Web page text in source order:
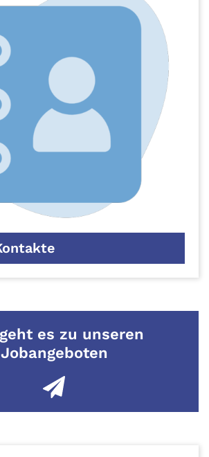
es zu unseren
Jobangeboten